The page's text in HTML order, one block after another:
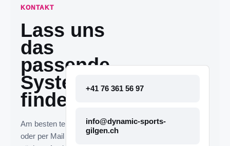
KONTAKT
Lass uns
das
passende
System
finden.
Am besten telefonisch
oder per Mail melden. Die
+41 76 361 56 97
info@dynamic-sports-
gilgen.ch